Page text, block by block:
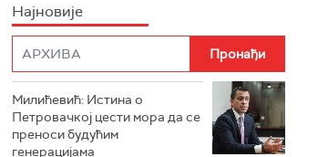
Најновије
Милићевић: Истина о
Петровачкој цести мора да се
преноси будућим
генерацијама